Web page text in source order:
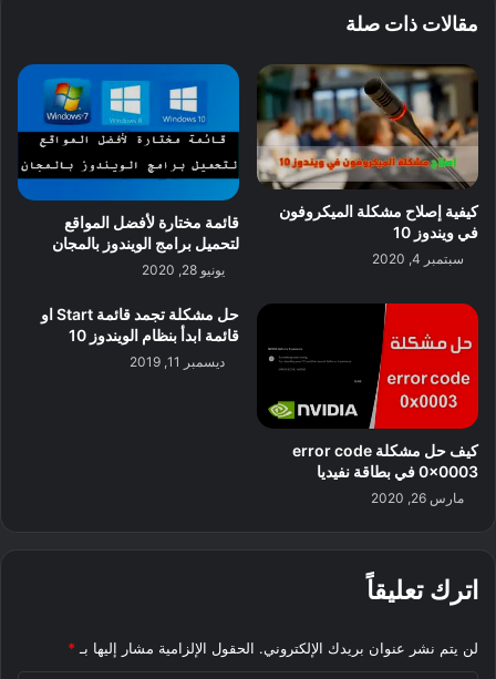
مقالات ذات صلة
كيفية إصلاح مشكلة الميكروفون
في ويندوز 10
سبتمبر 4, 2020
قائمة مختارة لأفضل المواقع
لتحميل برامج الويندوز بالمجان
يونيو 28, 2020
كيف حل مشكلة error code
0x0003 في بطاقة نفيديا
مارس 26, 2020
حل مشكلة تجمد قائمة Start او
قائمة ابدأ بنظام الويندوز 10
ديسمبر 11, 2019
اترك تعليقاً
لن يتم نشر عنوان بريدك الإلكتروني. الحقول الإلزامية مشار إليها بـ *